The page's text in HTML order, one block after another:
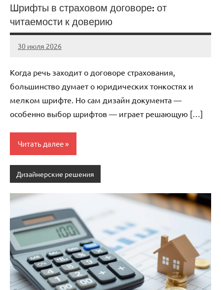
Шрифты в страховом договоре: от
читаемости к доверию
30 июля 2026
stroicentr_m
Нет
Когда речь заходит о договоре страхования,
большинство думает о юридических тонкостях и
мелком шрифте. Но сам дизайн документа —
особенно выбор шрифтов — играет решающую […]
Читать далее
Дизайнерские решения